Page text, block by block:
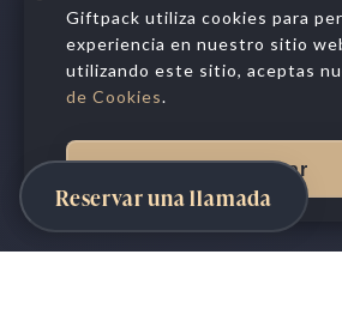
Reservar una llamada
Tratamiento de
Política de
Política de
©2026All Rights Reserved.
Giftpack utiliza cookies para
experiencia en nuestro sitio
utilizando este sitio, aceptas
de Cookies.
Aceptar